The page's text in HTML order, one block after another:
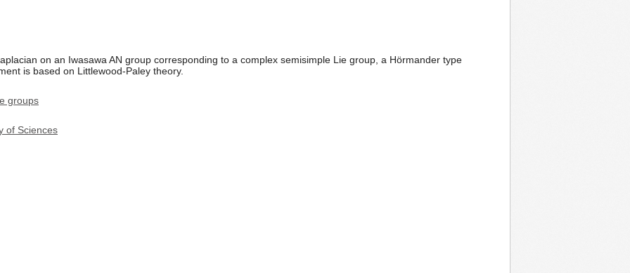
on an Iwasawa AN group corresponding to a complex semisimple Lie group, a Hörmander type
is based on Littlewood-Paley theory.
groups
of Sciences